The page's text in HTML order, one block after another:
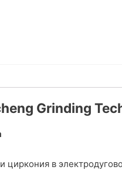
Grinding
циркония в